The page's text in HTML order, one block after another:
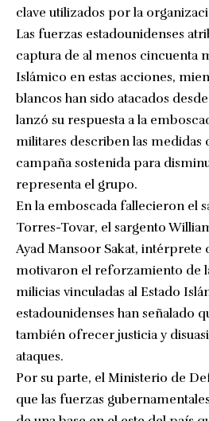
clave utilizados por la
Las fuerzas estadounidenses
captura de al menos cincuenta
Islámico en estas acciones,
blancos han sido atacados
lanzó su respuesta a la
militares describen las medidas
campaña sostenida para
representa el grupo.
En la emboscada fallecieron el
Torres-Tovar, el sargento
Ayad Mansoor Sakat, intérprete
motivaron el reforzamiento de
milicias vinculadas al Estado
estadounidenses han señalado
también ofrecer justicia y
ataques.
Por su parte, el Ministerio de
que las fuerzas